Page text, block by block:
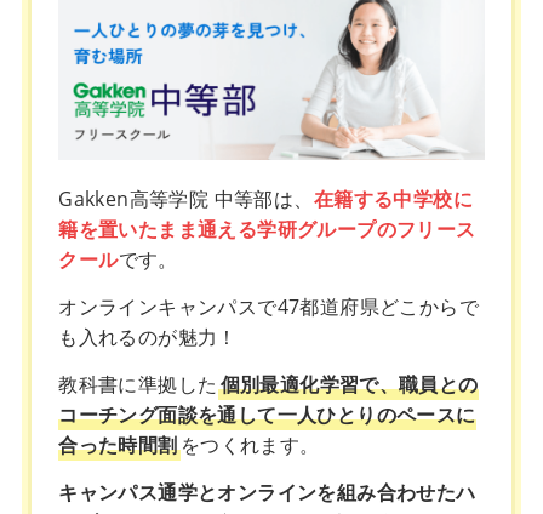
Gakken高等学院 中等部は、 在籍する中学校に
籍を置いたまま通える学研グループのフリース
クールです。
オンラインキャンパスで47都道府県どこからで
も入れるのが魅力！
教科書に準拠した個別最適化学習で、職員との
コーチング面談を通して一人ひとりのペースに
合った時間割をつくれます。
キャンパス通学とオンラインを組み合わせたハ